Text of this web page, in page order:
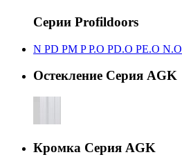
Серии Profildoors
N PD PM PP.O PD.O PE.O N.O
Остекление Серия AGK
Кромка Серия AGK